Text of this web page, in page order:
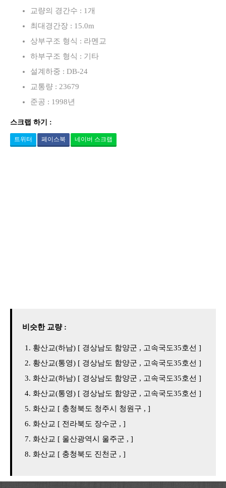
교량의 경간수 : 1개
최대경간장 : 15.0m
상부구조 형식 : 라멘교
하부구조 형식 : 기타
설계하중 : DB-24
교통량 : 23679
준공 : 1998년
스크랩 하기 :
트위터 페이스북 네이버 스크랩
비슷한 교량 :
황산교(하남) [ 경상남도 함양군 , 고속국도35호선 ]
황산교(통영) [ 경상남도 함양군 , 고속국도35호선 ]
화산교(하남) [ 경상남도 함양군 , 고속국도35호선 ]
화산교(통영) [ 경상남도 함양군 , 고속국도35호선 ]
화산교 [ 충청북도 청주시 청원구 , ]
화산교 [ 전라북도 장수군 , ]
화산교 [ 울산광역시 울주군 , ]
화산교 [ 충청북도 진천군 , ]